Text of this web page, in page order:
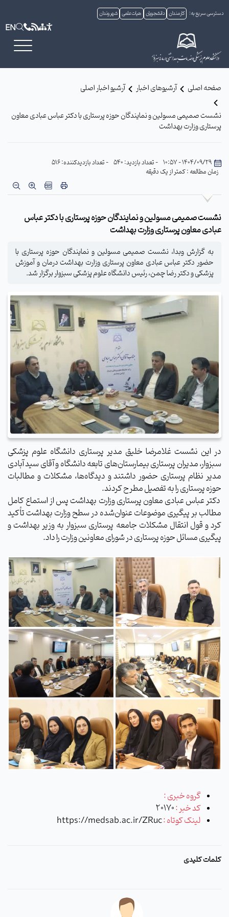
دسترسی سریع به: کارمندان دانشجویان هیات علمی شهروندان
EN
صفحه اصلی آرشیوهای اخبار آرشیو اخبار اصلی
نشست صمیمی مسولین و نمایندگان حوزه پرستاری با دکتر عباس عبادی معاون
پرستاری وزارت بهداشت
1404/09/29 - 10:57 - تعداد بازدید: 540
- تعداد بازدیدکننده: 516
زمان مطالعه : کمتر از یک دقیقه
نشست صمیمی مسولین و نمایندگان حوزه پرستاری با دکتر عباس
عبادی معاون پرستاری وزارت بهداشت
به گزارش وبدا، نشست صمیمی مسولین و نمایندگان حوزه پرستاری با
حضور دکتر عباس عبادی معاون پرستاری وزارت بهداشت درمان و آموزش
پزشکی و دکتر رضا چمن، رئیس دانشگاه علوم پزشکی سبزوار برگزار شد.
در این نشست غلامرضا خلیق مدیر پرستاری دانشگاه علوم پزشکی
سبزوار، مدیران پرستاری بیمارستان‌های تابعه دانشگاه و آقای سید آبادی
مدیر نظام پرستاری حضور داشتند و دیدگاه‌ها، مشکلات و مطالبات
حوزه پرستاری را به تفصیل مطرح کردند.
دکتر عباس عبادی معاون پرستاری وزارت بهداشت پس از استماع کامل
مطالب بر پیگیری موضوعات عنوان‌شده در سطح وزارت بهداشت تأکید
کرد و قول انتقال مشکلات جامعه پرستاری سبزوار به وزیر بهداشت و
پیگیری مسائل حوزه پرستاری در شورای معاونین وزارت را داد.
گروه خبری :
کد خبر :20170
لینک کوتاه :https://medsab.ac.ir/ZRuc
کلمات کلیدی